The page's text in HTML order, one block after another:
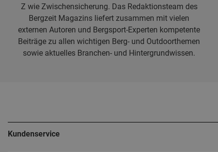
Z wie Zwischensicherung. Das Redaktionsteam des
Bergzeit Magazins liefert zusammen mit vielen
externen Autoren und Bergsport-Experten kompetente
Beiträge zu allen wichtigen Berg- und Outdoorthemen
sowie aktuelles Branchen- und Hintergrundwissen.
Kundenservice